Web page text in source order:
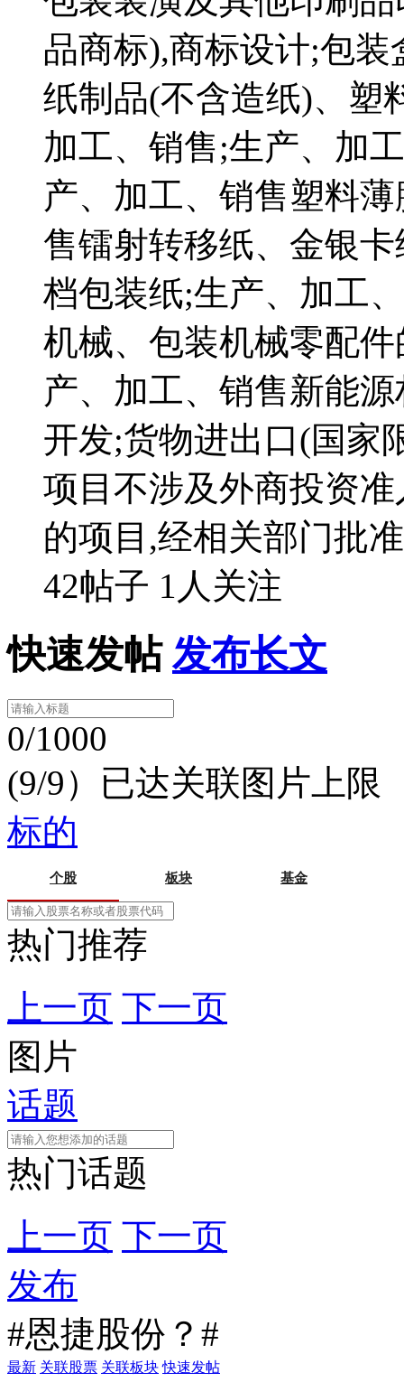
品商标),商标设计;包
纸制品(不含造纸)、塑
加工、销售;生产、加
产、加工、销售塑料
售镭射转移纸、金银
档包装纸;生产、加工
机械、包装机械零配
产、加工、销售新能
开发;货物进出口(国家
项目不涉及外商投资
的项目,经相关部门批
42帖子 1人关注
快速发帖 发布长文
0/1000
(9/9）已达关联图片上限
标的
个股 板块 基金
热门推荐
上一页 下一页
图片
话题
热门话题
上一页 下一页
发布
#恩捷股份？#
最新 关联股票 关联板块 快速发帖